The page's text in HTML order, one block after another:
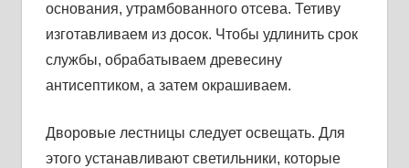
основания, утрамбованного отсева. Тетиву
изготавливаем из досок. Чтобы удлинить срок
службы, обрабатываем древесину
антисептиком, а затем окрашиваем.
Дворовые лестницы следует освещать. Для
этого устанавливают светильники, которые